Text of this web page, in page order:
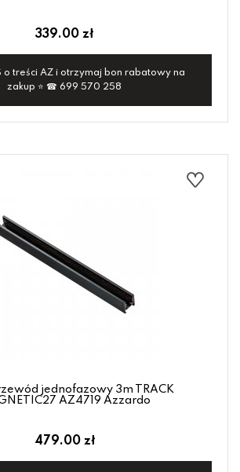
339.00 zł
o treści AZ i otrzymaj bon rabatowy na
zakup ⭐ ☎ 699 570 258
jednofazowy 3m TRACK
AZ4719 Azzardo
479.00 zł